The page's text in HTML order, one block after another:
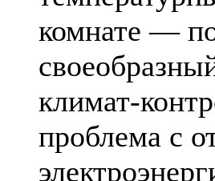
комнате —
климат-
проблема с